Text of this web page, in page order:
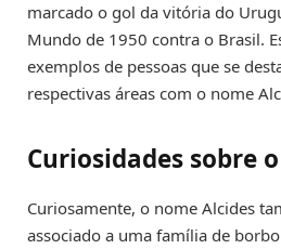
marcado o gol da vitória do
Mundo de 1950 contra o Brasil.
exemplos de pessoas que se
respectivas áreas com o nome
Curiosidades sobre
Curiosamente, o nome Alcides
associado a uma família de